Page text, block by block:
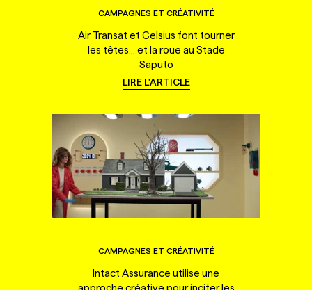
CAMPAGNES ET CRÉATIVITÉ
Air Transat et Celsius font tourner
les têtes... et la roue au Stade
Saputo
LIRE L'ARTICLE
CAMPAGNES ET CRÉATIVITÉ
Intact Assurance utilise une
approche créative pour inciter les